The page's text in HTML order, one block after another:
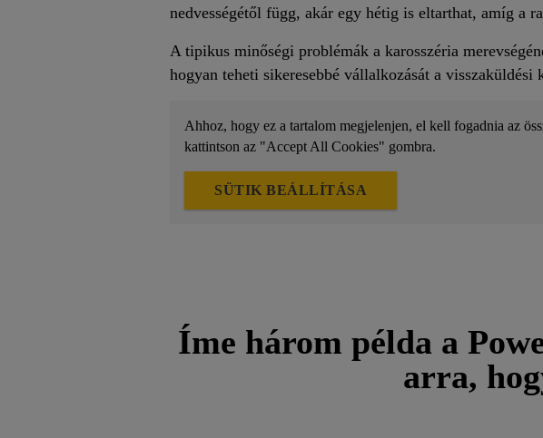
nedvességétől függ, akár egy hétig is eltarthat, amíg a
A tipikus minőségi problémák a karosszéria
hogyan teheti sikeresebbé vállalkozását a
Ahhoz, hogy ez a tartalom megjelenjen, el kell fogadnia az
kattintson az "Accept All Cookies" gombra.
SÜTIK BEÁLLÍTÁSA
Íme három példa a
arra,